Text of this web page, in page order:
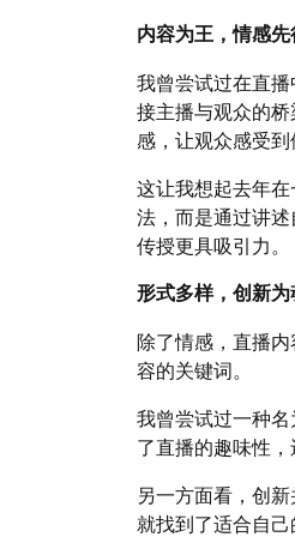
内容为王，情感先
我曾尝试过在直
接主播与观众的
感，让观众感受到
这让我想起去年
法，而是通过讲
传授更具吸引力。
形式多样，创新为
除了情感，直播
容的关键词。
我曾尝试过一种
了直播的趣味性
另一方面看，创
就找到了适合自